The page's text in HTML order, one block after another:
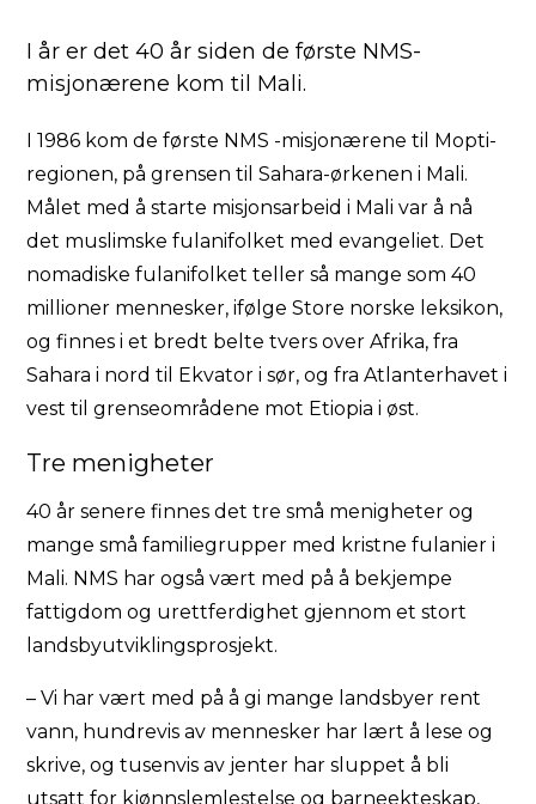
I år er det 40 år siden de første NMS-
misjonærene kom til Mali.
I 1986 kom de første NMS -misjonærene til Mopti-
regionen, på grensen til Sahara-ørkenen i Mali.
Målet med å starte misjonsarbeid i Mali var å nå
det muslimske fulanifolket med evangeliet. Det
nomadiske fulanifolket teller så mange som 40
millioner mennesker, ifølge Store norske leksikon,
og finnes i et bredt belte tvers over Afrika, fra
Sahara i nord til Ekvator i sør, og fra Atlanterhavet i
vest til grenseområdene mot Etiopia i øst.
Tre menigheter
40 år senere finnes det tre små menigheter og
mange små familiegrupper med kristne fulanier i
Mali. NMS har også vært med på å bekjempe
fattigdom og urettferdighet gjennom et stort
landsbyutviklingsprosjekt.
– Vi har vært med på å gi mange landsbyer rent
vann, hundrevis av mennesker har lært å lese og
skrive, og tusenvis av jenter har sluppet å bli
utsatt for kjønnslemlestelse og barneekteskap,